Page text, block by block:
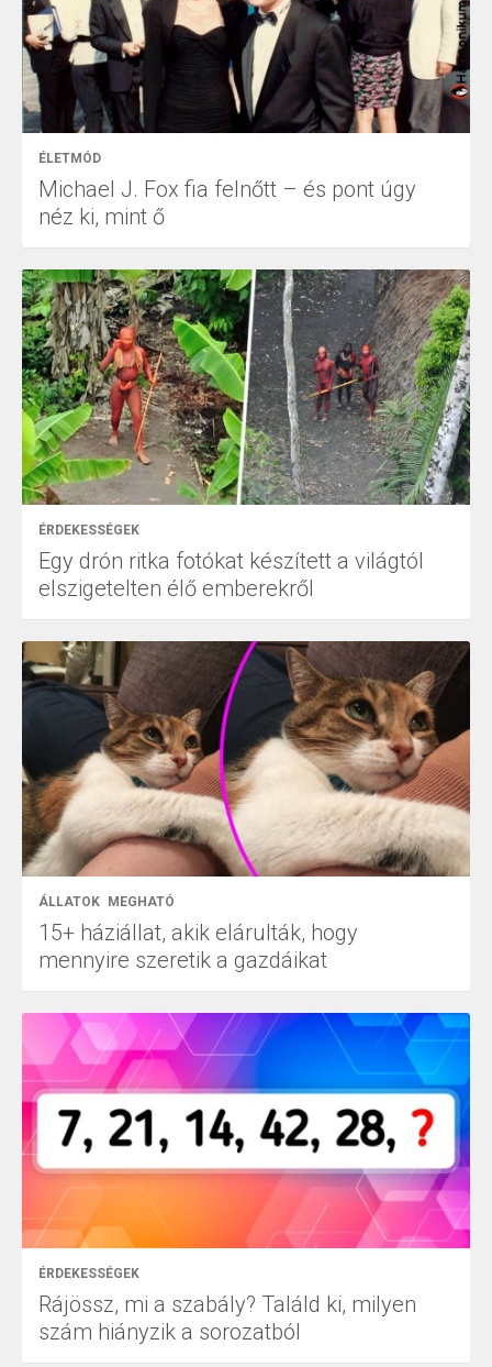
ÉLETMÓD
Michael J. Fox fia felnőtt – és pont úgy
néz ki, mint ő
ÉRDEKESSÉGEK
Egy drón ritka fotókat készített a világtól
elszigetelten élő emberekről
ÁLLATOK MEGHATÓ
15+ háziállat, akik elárulták, hogy
mennyire szeretik a gazdáikat
ÉRDEKESSÉGEK
Rájössz, mi a szabály? Találd ki, milyen
szám hiányzik a sorozatból